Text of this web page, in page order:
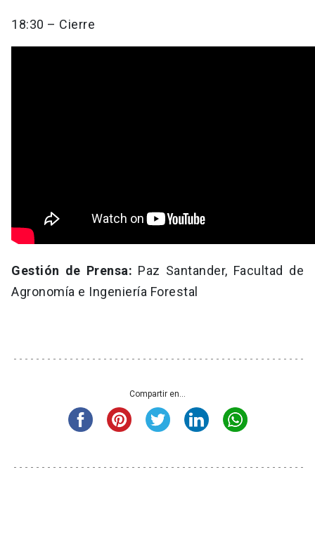
18:30 – Cierre
Gestión de Prensa: Paz Santander, Facultad de
Agronomía e Ingeniería Forestal
Compartir en...